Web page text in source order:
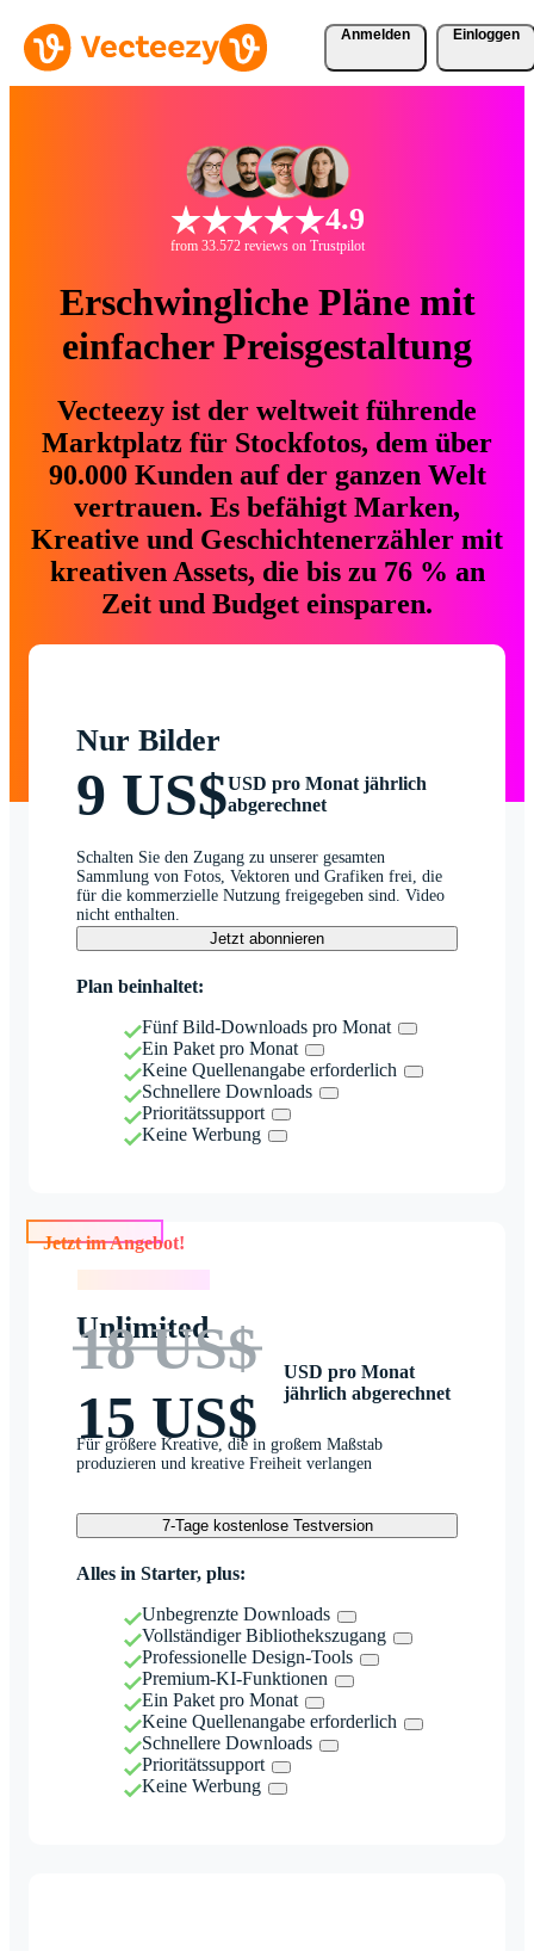
Anmelden Einloggen
4.9
from 33.572 reviews on Trustpilot
Erschwingliche Pläne mit
einfacher Preisgestaltung
Vecteezy ist der weltweit führende
Marktplatz für Stockfotos, dem über
90.000 Kunden auf der ganzen Welt
vertrauen. Es befähigt Marken,
Kreative und Geschichtenerzähler mit
kreativen Assets, die bis zu 76 % an
Zeit und Budget einsparen.
Nur Bilder
9 US$USD pro Monat jährlich
abgerechnet
Schalten Sie den Zugang zu unserer gesamten
Sammlung von Fotos, Vektoren und Grafiken frei, die
für die kommerzielle Nutzung freigegeben sind. Video
nicht enthalten.
Jetzt abonnieren
Plan beinhaltet:
Fünf Bild-Downloads pro Monat
Ein Paket pro Monat
Keine Quellenangabe erforderlich
Schnellere Downloads
Prioritätssupport
Keine Werbung
Jetzt im Angebot!
Unlimited
18 US$
15 US$
USD pro Monat
jährlich abgerechnet
Für größere Kreative, die in großem Maßstab
produzieren und kreative Freiheit verlangen
7-Tage kostenlose Testversion
Alles in Starter, plus:
Unbegrenzte Downloads
Vollständiger Bibliothekszugang
Professionelle Design-Tools
Premium-KI-Funktionen
Ein Paket pro Monat
Keine Quellenangabe erforderlich
Schnellere Downloads
Prioritätssupport
Keine Werbung